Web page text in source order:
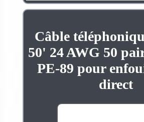
Câble
50' 24 AWG 50
PE-89 pour
direct